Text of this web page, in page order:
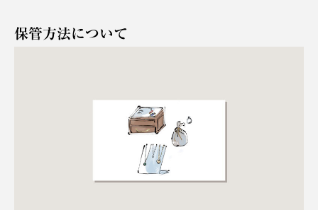
保管方法について